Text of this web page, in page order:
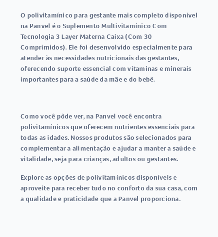
O polivitamínico para gestante mais completo disponível
na Panvel é o Suplemento Multivitamínico Com
Tecnologia 3 Layer Materna Caixa (Com 30
Comprimidos). Ele foi desenvolvido especialmente para
atender às necessidades nutricionais das gestantes,
oferecendo suporte essencial com vitaminas e minerais
importantes para a saúde da mãe e do bebê.
Como você pôde ver, na Panvel você encontra
polivitamínicos que oferecem nutrientes essenciais para
todas as idades. Nossos produtos são selecionados para
complementar a alimentação e ajudar a manter a saúde e
vitalidade, seja para crianças, adultos ou gestantes.
Explore as opções de polivitamínicos disponíveis e
aproveite para receber tudo no conforto da sua casa, com
a qualidade e praticidade que a Panvel proporciona.